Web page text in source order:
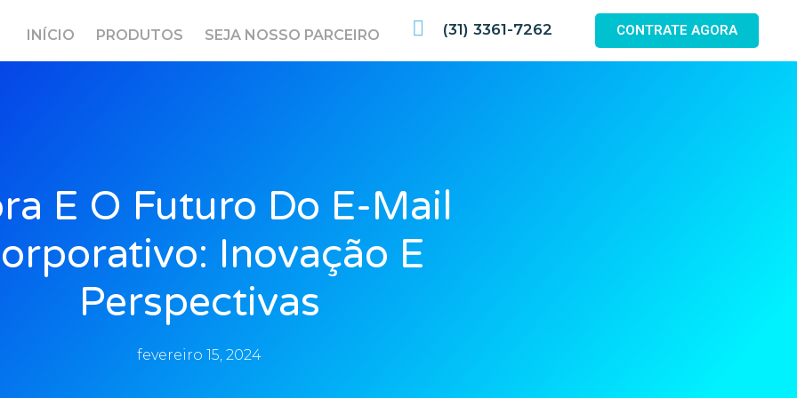
INÍCIO PRODUTOS SEJA NOSSO PARCEIRO (31) 3361-7262 CONTRATE AGORA
E O Futuro Do E-Mail
Inovação E
Perspectivas
fevereiro 15, 2024